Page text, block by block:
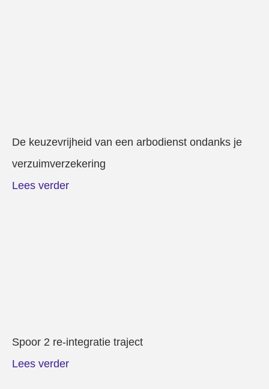
De keuzevrijheid van een arbodienst ondanks je
verzuimverzekering
Lees verder
Spoor 2 re-integratie traject
Lees verder